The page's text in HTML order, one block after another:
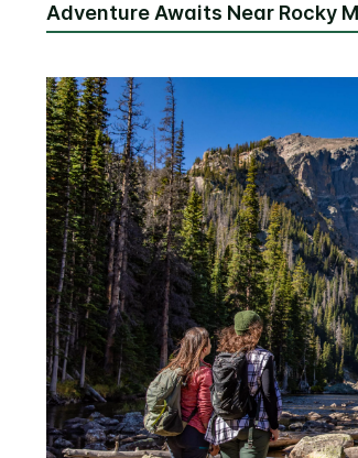
Adventure Awaits Near Rocky